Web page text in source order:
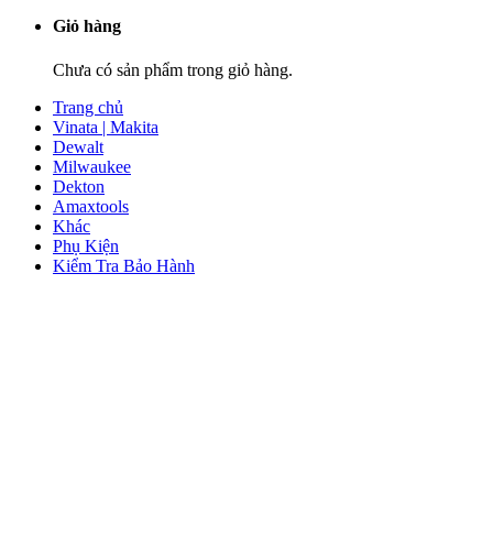
Giỏ hàng
Chưa có sản phẩm trong giỏ hàng.
Trang chủ
Vinata | Makita
Dewalt
Milwaukee
Dekton
Amaxtools
Khác
Phụ Kiện
Kiểm Tra Bảo Hành